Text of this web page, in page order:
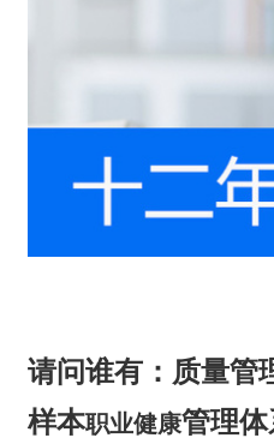
请问谁有：质量管
样本职业健康管理